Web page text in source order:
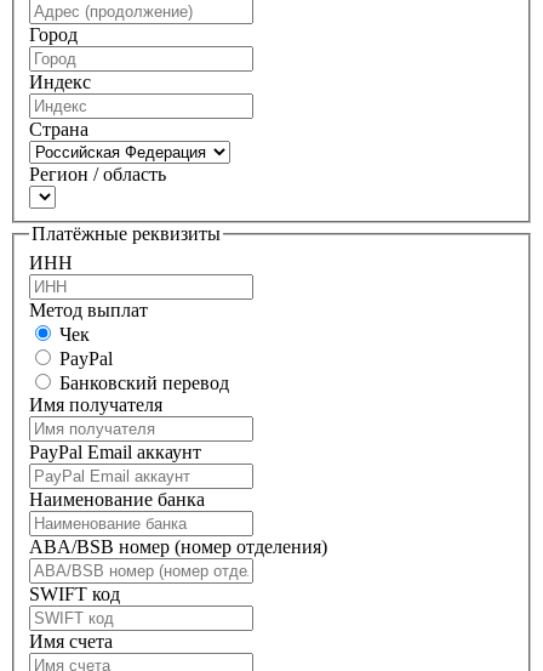
Город
Индекс
Страна
Регион / область
Платёжные реквизиты
ИНН
Метод выплат
Чек
PayPal
Банковский перевод
Имя получателя
PayPal Email аккаунт
Наименование банка
ABA/BSB номер (номер отделения)
SWIFT код
Имя счета